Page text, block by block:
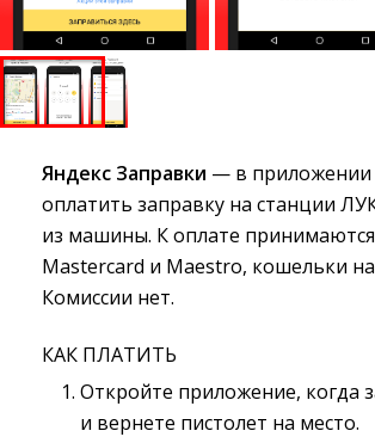
Яндекс Заправки — в
оплатить заправку на станции
из машины. К оплате
Mastercard и Maestro, кошельки
Комиссии нет.
КАК ПЛАТИТЬ
Откройте приложение, когда
и вернете пистолет на место.